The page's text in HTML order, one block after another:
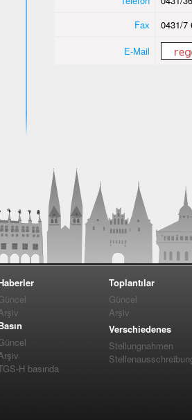
Fax
0431/7
E-Mail
H basında
Toplantılar
Güncel
Arşiv
Verschiedenes
Stellungnahmen